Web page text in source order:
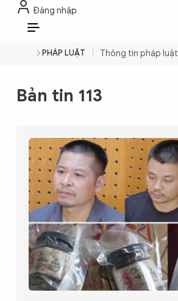
Đăng nhập
CÔNG AN TRONG LÒNG DÂN
XÃ HỘI
PHÁP LUẬT
CÔNG NGHỆ
PHÁP LUẬT Thông tin pháp luật
Bản tin 113